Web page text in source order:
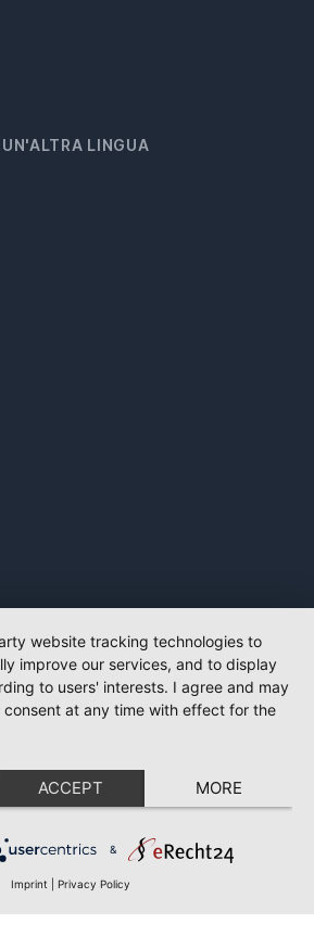
LINGUA
website tracking technologies to
improve our services, and to display
to users' interests. I agree and may
at any time with effect for the
ACCEPT MORE
&
Imprint Privacy Policy